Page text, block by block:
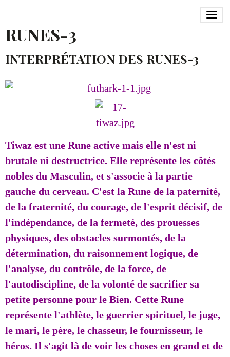
RUNES-3
INTERPRÉTATION DES RUNES-3
Tiwaz est une Rune active mais elle n'est ni
brutale ni destructrice. Elle représente les côtés
nobles du Masculin, et s'associe à la partie
gauche du cerveau. C'est la Rune de la paternité,
de la fraternité, du courage, de l'esprit décisif, de
l'indépendance, de la fermeté, des prouesses
physiques, des obstacles surmontés, de la
détermination, du raisonnement logique, de
l'analyse, du contrôle, de la force, de
l'autodiscipline, de la volonté de sacrifier sa
petite personne pour le Bien. Cette Rune
représente l'athlète, le guerrier spirituel, le juge,
le mari, le père, le chasseur, le fournisseur, le
héros. Il s'agit là de voir les choses en grand et de